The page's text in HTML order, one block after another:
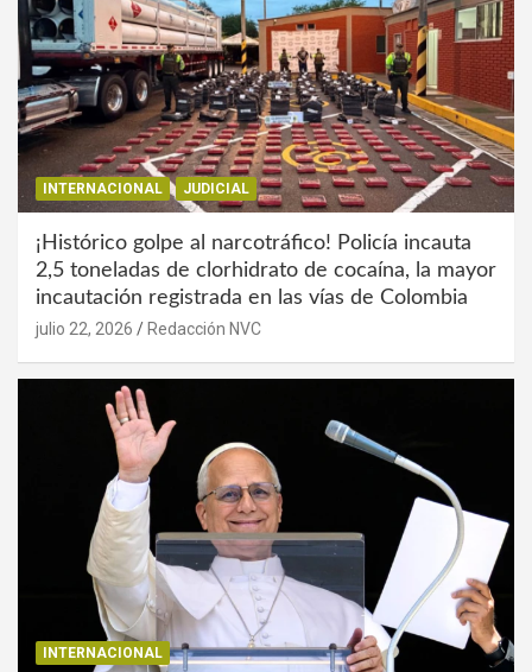
INTERNACIONAL JUDICIAL
¡Histórico golpe al narcotráfico! Policía incauta
2,5 toneladas de clorhidrato de cocaína, la mayor
incautación registrada en las vías de Colombia
julio 22, 2026 Redacción NVC
INTERNACIONAL